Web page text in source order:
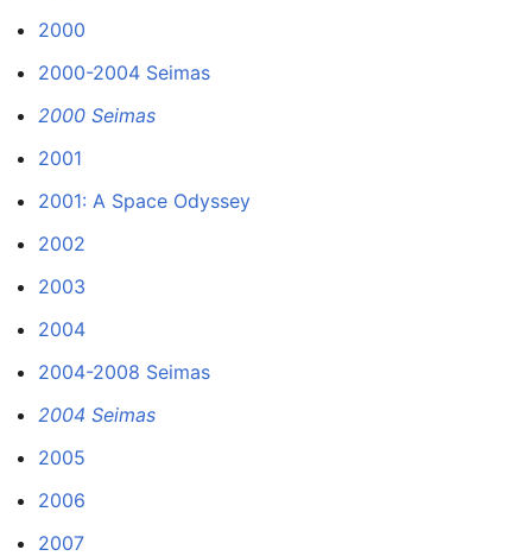
2000
2000-2004 Seimas
2000 Seimas
2001
2001: A Space Odyssey
2002
2003
2004
2004-2008 Seimas
2004 Seimas
2005
2006
2007